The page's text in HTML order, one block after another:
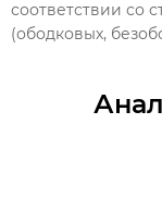
соответствии со
(ободковых,